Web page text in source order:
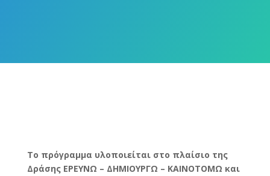
Το πρόγραμμα υλοποιείται στο πλαίσιο της
Δράσης ΕΡΕΥΝΩ – ΔΗΜΙΟΥΡΓΩ – ΚΑΙΝΟΤΟΜΩ και